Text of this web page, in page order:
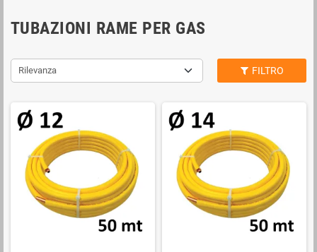
TUBAZIONI RAME PER GAS
Rilevanza FILTRO